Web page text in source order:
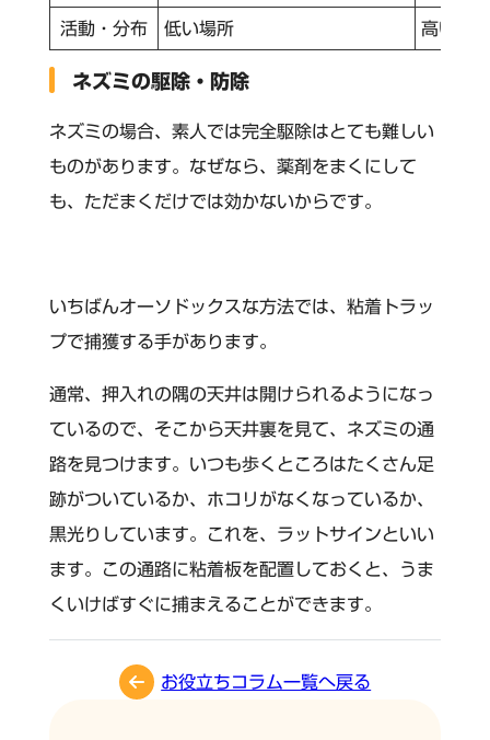
活動・分布 低い場所 高い場所
ネズミの駆除・防除
ネズミの場合、素人では完全駆除はとても難しい
ものがあります。なぜなら、薬剤をまくにして
も、ただまくだけでは効かないからです。
いちばんオーソドックスな方法では、粘着トラッ
プで捕獲する手があります。
通常、押入れの隅の天井は開けられるようになっ
ているので、そこから天井裏を見て、ネズミの通
路を見つけます。いつも歩くところはたくさん足
跡がついているか、ホコリがなくなっているか、
黒光りしています。これを、ラットサインといい
ます。この通路に粘着板を配置しておくと、うま
くいけばすぐに捕まえることができます。
お役立ちコラム一覧へ戻る